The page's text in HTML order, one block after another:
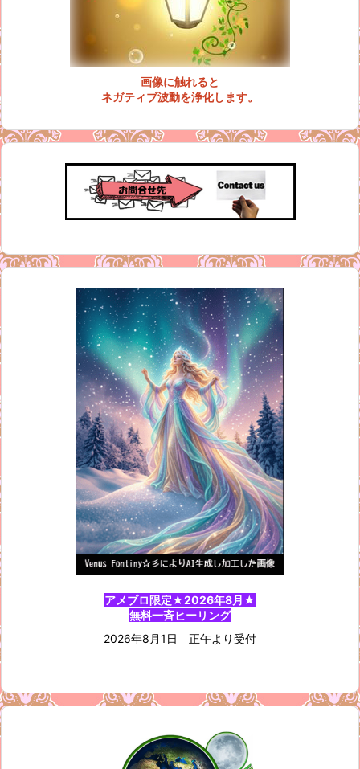
画像に触れると
ネガティブ波動を浄化します。
アメブロ限定★2026年8月★
無料一斉ヒーリング
2026年8月1日 正午より受付